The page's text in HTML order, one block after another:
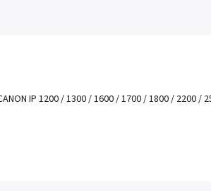
IP 1200 / 1300 / 1600 / 1700 / 1800 / 2200